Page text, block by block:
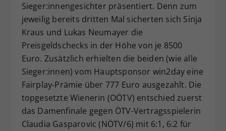
Sieger:innengesichter präsentiert. Denn zum
jeweilig bereits dritten Mal sicherten sich Sinja
Kraus und Lukas Neumayer die
Preisgeldschecks in der Höhe von je 8500
Euro. Zusätzlich erhielten die beiden (wie alle
Sieger:innen) vom Hauptsponsor win2day eine
Fairplay-Prämie über 777 Euro ausgezahlt. Die
topgesetzte Wienerin (OÖTV) entschied zuerst
das Damenfinale gegen ÖTV-Vertragsspielerin
Claudia Gasparovic (NÖTV/6) mit 6:1, 6:2 für